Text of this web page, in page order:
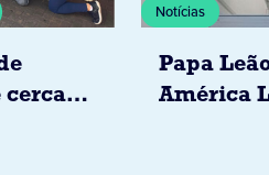
cerca
Notícias
Papa
América